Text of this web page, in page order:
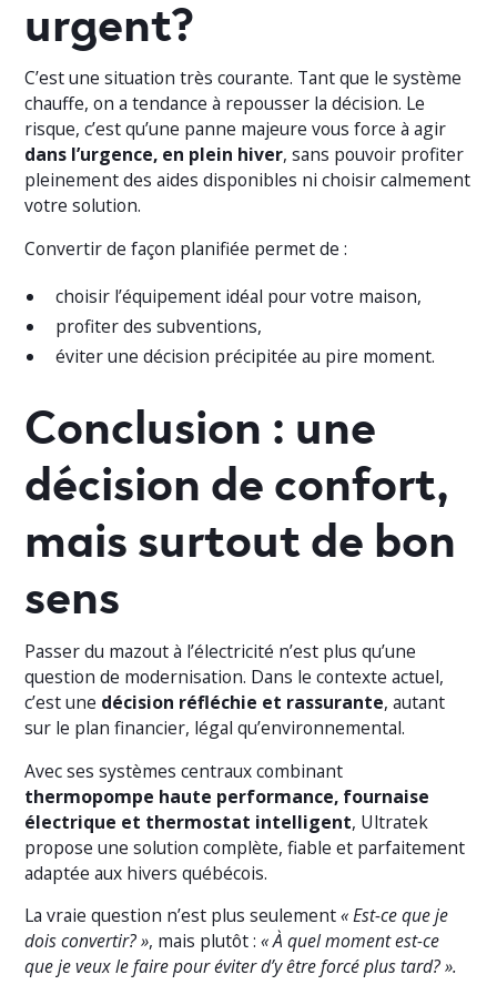
urgent?
C’est une situation très courante. Tant que le système
chauffe, on a tendance à repousser la décision. Le
risque, c’est qu’une panne majeure vous force à agir
dans l’urgence, en plein hiver, sans pouvoir profiter
pleinement des aides disponibles ni choisir calmement
votre solution.
Convertir de façon planifiée permet de :
choisir l’équipement idéal pour votre maison,
profiter des subventions,
éviter une décision précipitée au pire moment.
Conclusion : une
décision de confort,
mais surtout de bon
sens
Passer du mazout à l’électricité n’est plus qu’une
question de modernisation. Dans le contexte actuel,
c’est une décision réfléchie et rassurante, autant
sur le plan financier, légal qu’environnemental.
Avec ses systèmes centraux combinant
thermopompe haute performance, fournaise
électrique et thermostat intelligent, Ultratek
propose une solution complète, fiable et parfaitement
adaptée aux hivers québécois.
La vraie question n’est plus seulement« Est-ce que je
dois convertir? », mais plutôt :« À quel moment est-ce
que je veux le faire pour éviter d’y être forcé plus tard? ».